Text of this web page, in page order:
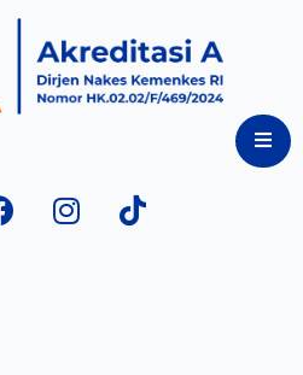
Instagram
Tiktok